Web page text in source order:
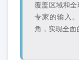
覆盖区域和
专家的输入
角，实现全面